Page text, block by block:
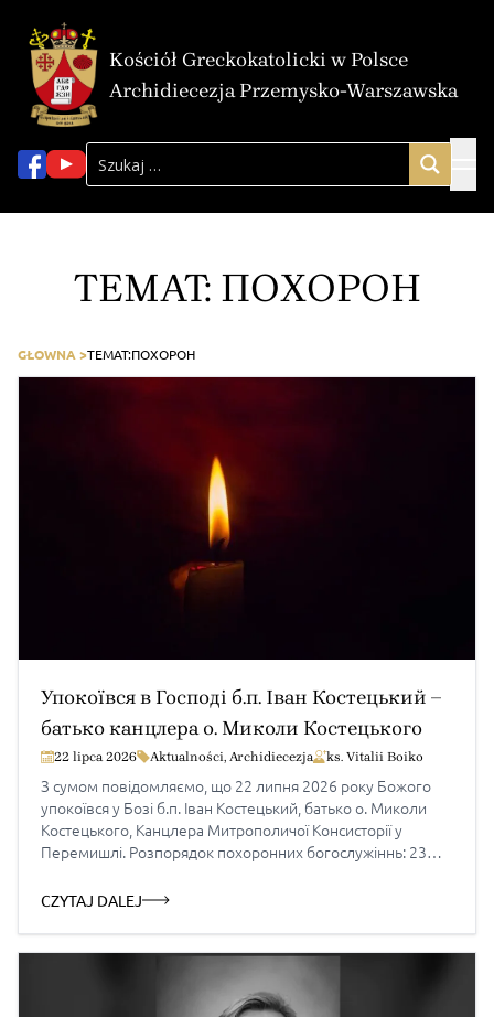
Kościół Greckokatolicki w Polsce
Archidiecezja Przemysko-Warszawska
TEMAT: ПОХОРОН
GŁOWNA >TEMAT:ПОХОРОН
Упокоївся в Господі б.п. Іван Костецький –
батько канцлера о. Миколи Костецького
22 lipca 2026 Aktualności, Archidiecezja ks. Vitalii Boiko
З сумом повідомляємо, що 22 липня 2026 року Божого
упокоївся у Бозі б.п. Іван Костецький, батько о. Миколи
Костецького, Канцлера Митрополичої Консисторії у
Перемишлі. Розпорядок похоронних богослужіннь: 23
Іллі у Трускавці по вул. В. Стуса 24 липня (п’ятниця) год.
CZYTAJ DALEJ